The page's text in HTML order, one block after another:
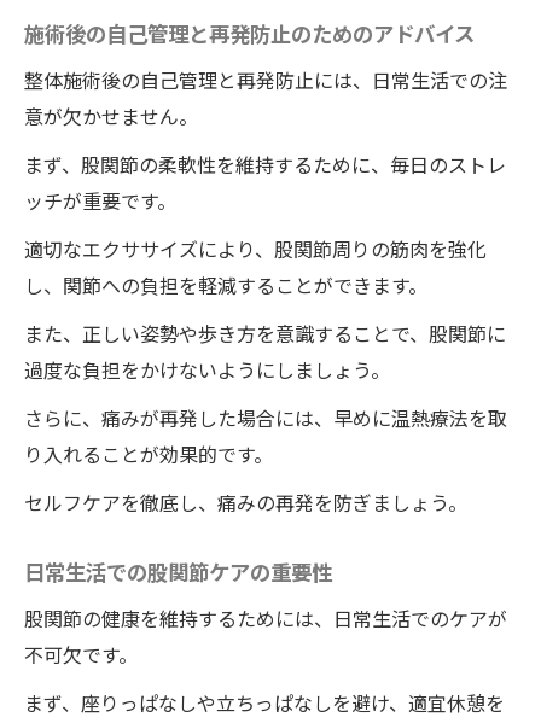
施術後の自己管理と再発防止のためのアドバイス
整体施術後の自己管理と再発防止には、日常生活での注
意が欠かせません。
まず、股関節の柔軟性を維持するために、毎日のストレ
ッチが重要です。
適切なエクササイズにより、股関節周りの筋肉を強化
し、関節への負担を軽減することができます。
また、正しい姿勢や歩き方を意識することで、股関節に
過度な負担をかけないようにしましょう。
さらに、痛みが再発した場合には、早めに温熱療法を取
り入れることが効果的です。
セルフケアを徹底し、痛みの再発を防ぎましょう。
日常生活での股関節ケアの重要性
股関節の健康を維持するためには、日常生活でのケアが
不可欠です。
まず、座りっぱなしや立ちっぱなしを避け、適宜休憩を